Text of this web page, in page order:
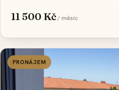
11 500 Kč/ měsíc
PRONÁJEM